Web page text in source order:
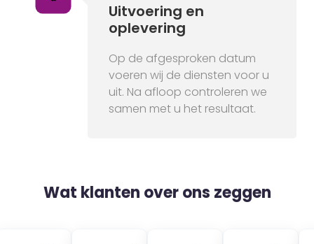
Uitvoering en
oplevering
Op de afgesproken datum
voeren wij de diensten voor u
uit. Na afloop controleren we
samen met u het resultaat.
Wat klanten over ons zeggen